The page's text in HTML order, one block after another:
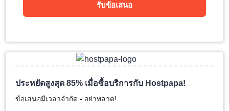
รับข้อเสนอ
ประหยัดสูงสุด 85% เมื่อซื้อบริการกับ Hostpapa!
ข้อเสนอมีเวลาจำกัด - อย่าพลาด!